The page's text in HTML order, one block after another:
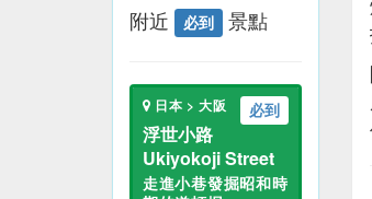
附近 必到 景點
必到
日本 > 大阪
浮世小路
Ukiyokoji Street
走進小巷發掘昭和時